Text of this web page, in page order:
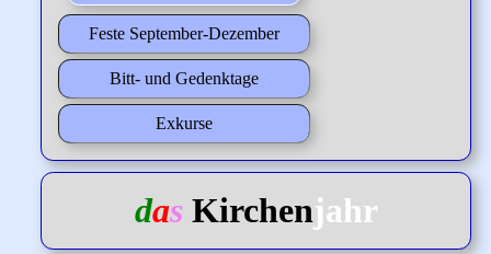
Feste September-Dezember
Bitt- und Gedenktage
Exkurse
das Kirchenjahr